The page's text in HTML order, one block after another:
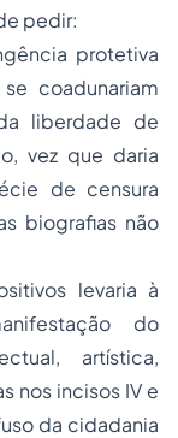
pedir:
protetiva
coadunariam
liberdade de
vez que daria
de censura
biografias não
levaria à
do
artística,
nos incisos IV e
da cidadania